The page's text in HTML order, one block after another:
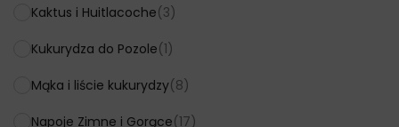
Kaktus i Huitlacoche(3)
Kukurydza do Pozole(1)
Mąka i liście kukurydzy(8)
Napoje Zimne i Gorące(17)